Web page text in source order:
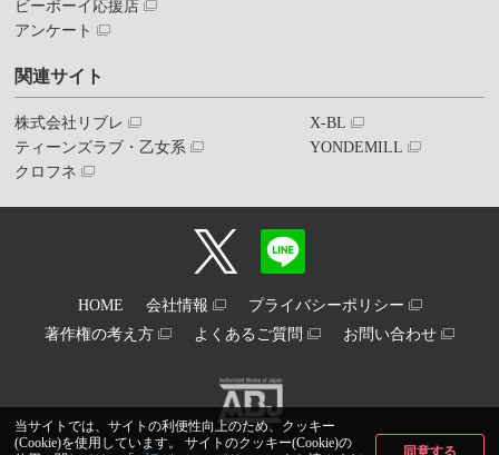
当サイトでは、サイトの利便性向上のため、クッキー
(Cookie)を使用しています。 サイトのクッキー(Cookie)の
同意する
ビーボーイ応援店
アンケート
関連サイト
株式会社リブレ
ティーンズラブ・乙女系
クロフネ
X-BL
YONDEMILL
HOME 会社情報
プライバシーポリシー
著作権の考え方
よくあるご質問 お問い合わせ